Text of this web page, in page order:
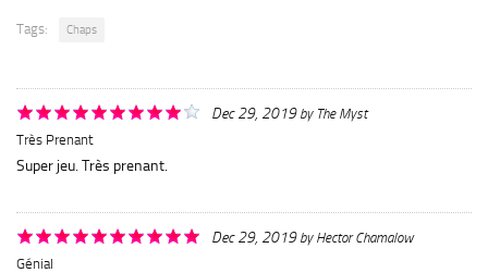
Tags: Chaps
Dec 29, 2019by The Myst
Très Prenant
Super jeu. Très prenant.
Dec 29, 2019by Hector Chamalow
Génial